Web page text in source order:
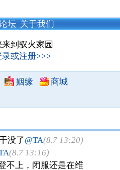
坛 关于我们
到驭火家园
或注册>>>
姻缘
商城
没了@TA(8.7 13:20)
(8.7 13:16)
不上，闭服还是在维